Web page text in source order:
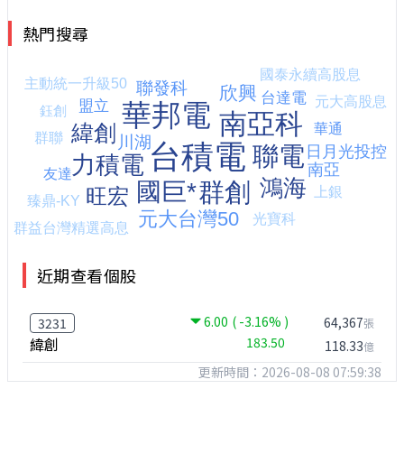
熱門搜尋
近期查看個股
3231 6.00 ( -3.16% )
緯創 183.50
64,367張
118.33億
更新時間：2026-08-08 07:59:38